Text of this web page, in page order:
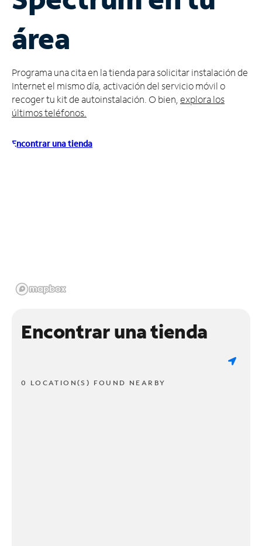
cuenta
Encuentra
tienda
área
Programa una cita en la tienda para solicitar instalación de
Internet el mismo día, activación del servicio móvil o
recoger tu kit de autoinstalación. O bien, explora los
últimos teléfonos.
Encontrar una tienda
Encontrar una tienda
0 LOCATION(S) FOUND NEARBY